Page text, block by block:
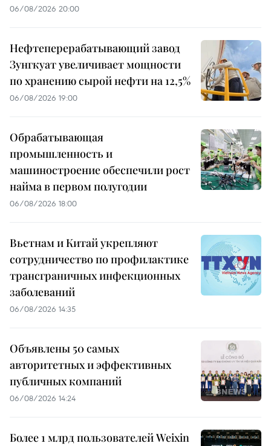
06/08/2026 20:00
Нефтеперерабатывающий завод
Зунгкуат увеличивает мощности
по хранению сырой нефти на 12,5%
06/08/2026 19:00
Обрабатывающая
промышленность и
машиностроение обеспечили рост
найма в первом полугодии
06/08/2026 18:00
Вьетнам и Китай укрепляют
сотрудничество по профилактике
трансграничных инфекционных
заболеваний
06/08/2026 14:35
Объявлены 50 самых
авторитетных и эффективных
публичных компаний
06/08/2026 14:24
Более 1 млрд пользователей Weixin